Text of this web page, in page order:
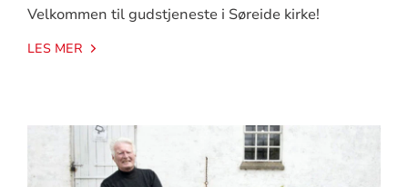
Velkommen til gudstjeneste i Søreide kirke!
LES MER